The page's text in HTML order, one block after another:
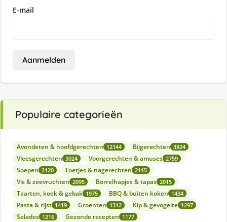
E-mail
Aanmelden
Populaire categorieën
Avondeten & hoofdgerechten 12144 Bijgerechten 3824
Vleesgerechten 3024 Voorgerechten & amuses 2759
Soepen 2120 Toetjes & nagerechten 2115
Vis & zeevruchten 2095 Borrelhapjes & tapas 2015
Taarten, koek & gebak 1975 BBQ & buiten koken 1434
Pasta & rijst 1419 Groenten 1312 Kip & gevogelte 1297
Salades 1216 Gezonde recepten 1177